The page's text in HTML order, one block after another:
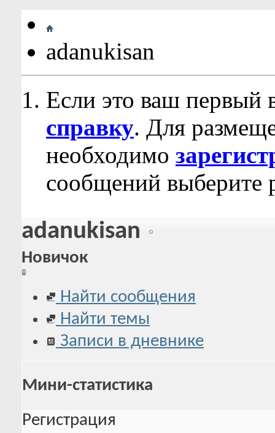
adanukisan
Если это ваш первый
справку. Для
необходимо
сообщений выберите
adanukisan
Новичок
Найти сообщения
Найти темы
Записи в дневнике
Мини-статистика
Регистрация